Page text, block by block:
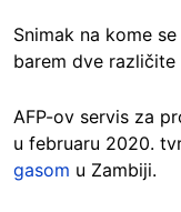
Snimak na kome
barem dve
AFP-ov servis za
u februaru 2020.
gasom u Zambiji.